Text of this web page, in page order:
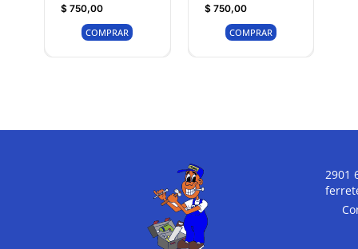
$750,00
COMPRAR
$750,00
COMPRAR
2901